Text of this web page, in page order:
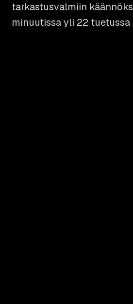
tarkastusvalmiin
minuutissa yli 22 tuetussa